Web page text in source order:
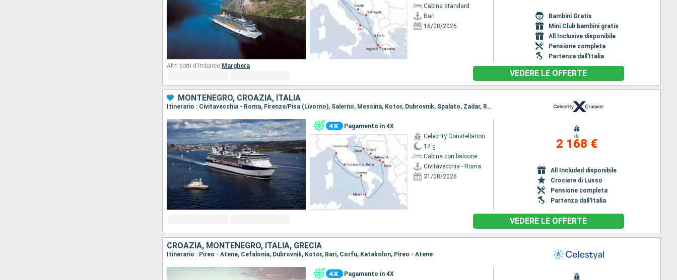
Cabina standard
Bari
16/08/2026
Bambini Gratis
Mini Club bambini gratis
All Inclusive disponibile
Pensione completa
Partenza dall'Italia
Altri porti d'imbarco: Marghera
VEDERE LE OFFERTE
MONTENEGRO, CROAZIA, ITALIA
Itinerario : Civitavecchia - Roma, Firenze/Pisa (Livorno), Salerno, Messina, Kotor, Dubrovnik, Spalato, Zadar, Ravenna
Pagamento in 4X
Celebrity Constellation
12 g
Cabina con balcone
Civitavecchia - Roma
31/08/2026
da
2 168 €
All Included disponibile
Crociere di Lusso
Pensione completa
Partenza dall'Italia
VEDERE LE OFFERTE
CROAZIA, MONTENEGRO, ITALIA, GRECIA
Itinerario : Pireo - Atene, Cefalonia, Dubrovnik, Kotor, Bari, Corfu, Katakolon, Pireo - Atene
Pagamento in 4X